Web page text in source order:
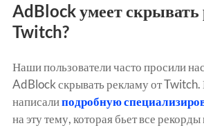
AdBlock умеет скрывать
Twitch?
Наши пользователи часто просили
AdBlock скрывать рекламу от Twitch.
написалиподробную
на эту тему, которая бьет все